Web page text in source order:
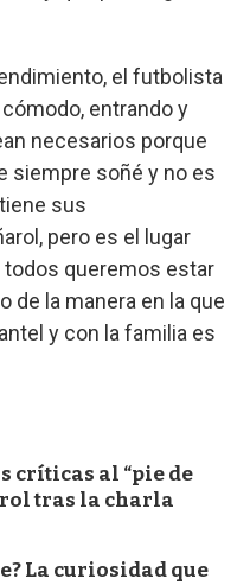
el futbolista
entrando y
necesarios porque
siempre soñé y no es
sus
pero es el lugar
todos queremos estar
de la manera en la que
y con la familia es
críticas al “pie de
tras la charla
La curiosidad que